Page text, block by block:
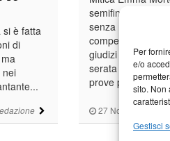
Per
e/o
sito. Non
Gestisci
si è fatta
di
nei
27 Novembre 2014
semifinale senza
senza mai
competizione e
giudizi positivi.
serata di giovedì
prove per